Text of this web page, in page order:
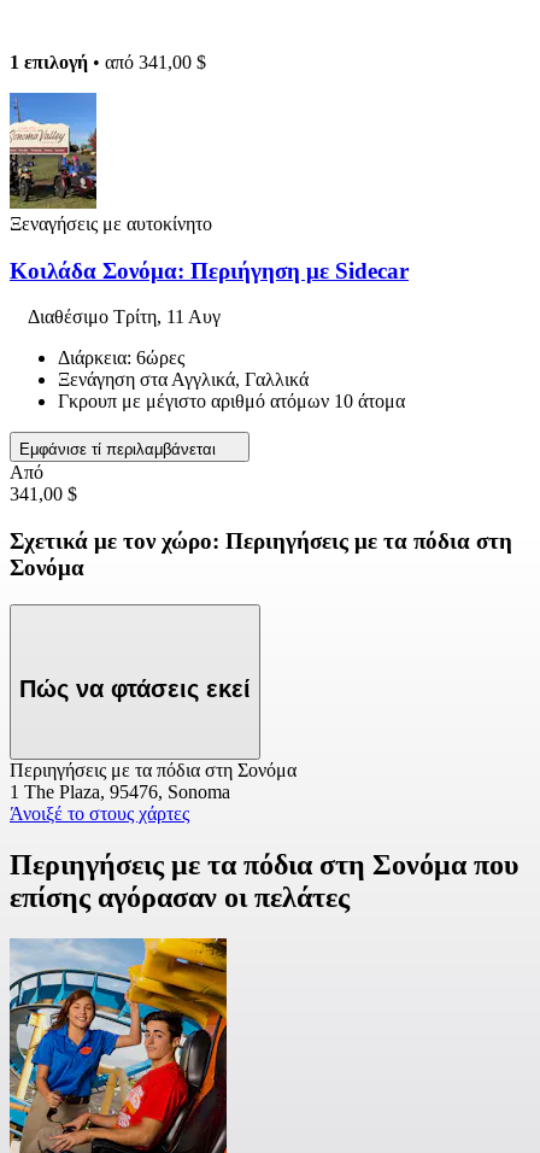
1 επιλογή • από 341,00 $
Ξεναγήσεις με αυτοκίνητο
Κοιλάδα Σονόμα: Περιήγηση με Sidecar
Διαθέσιμο Τρίτη, 11 Αυγ
Διάρκεια: 6ώρες
Ξενάγηση στα Αγγλικά, Γαλλικά
Γκρουπ με μέγιστο αριθμό ατόμων 10 άτομα
Εμφάνισε τί περιλαμβάνεται
Από
341,00 $
Σχετικά με τον χώρο: Περιηγήσεις με τα πόδια στη
Σονόμα
Πώς να φτάσεις εκεί
Περιηγήσεις με τα πόδια στη Σονόμα
1 The Plaza, 95476, Sonoma
Άνοιξέ το στους χάρτες
Περιηγήσεις με τα πόδια στη Σονόμα που
επίσης αγόρασαν οι πελάτες